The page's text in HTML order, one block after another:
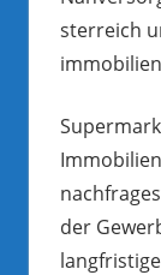
sterreich
der